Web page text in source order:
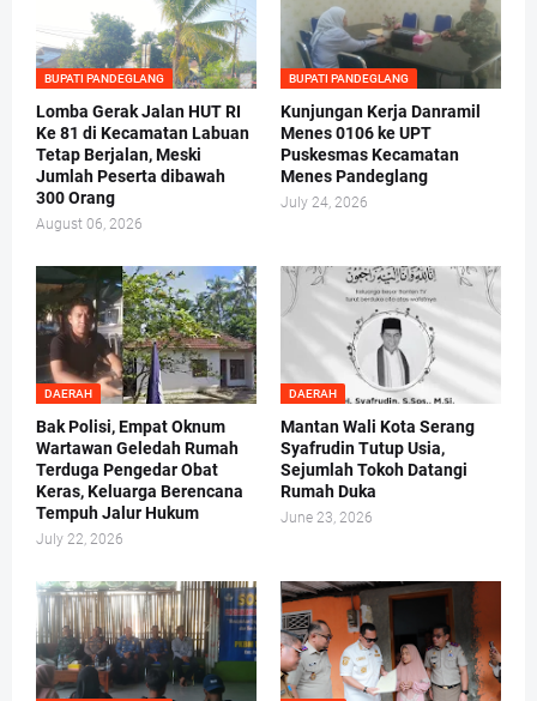
BUPATI PANDEGLANG
Lomba Gerak Jalan HUT RI
Ke 81 di Kecamatan Labuan
Tetap Berjalan, Meski
Jumlah Peserta dibawah
300 Orang
August 06, 2026
BUPATI PANDEGLANG
Kunjungan Kerja Danramil
Menes 0106 ke UPT
Puskesmas Kecamatan
Menes Pandeglang
July 24, 2026
DAERAH
Bak Polisi, Empat Oknum
Wartawan Geledah Rumah
Terduga Pengedar Obat
Keras, Keluarga Berencana
Tempuh Jalur Hukum
July 22, 2026
DAERAH
Mantan Wali Kota Serang
Syafrudin Tutup Usia,
Sejumlah Tokoh Datangi
Rumah Duka
June 23, 2026